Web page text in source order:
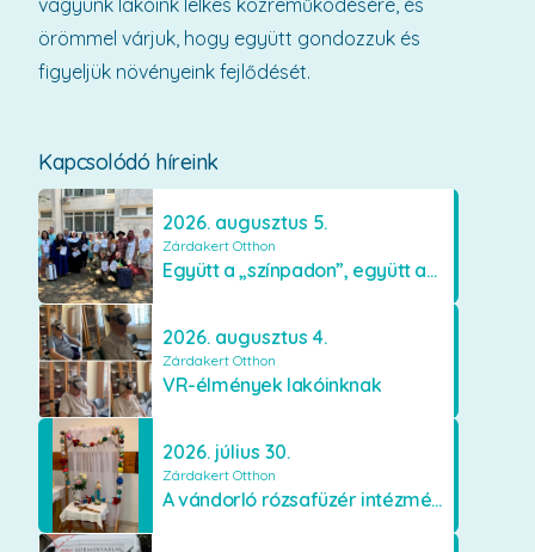
Kapcsolódó híreink
2026. augusztus 5.
Zárdakert Otthon
Együtt a „színpadon”, együtt az élményekért 🎭✨
2026. augusztus 4.
Zárdakert Otthon
VR-élmények lakóinknak
2026. július 30.
Zárdakert Otthon
A vándorló rózsafüzér intézményünkben
örömmel várjuk, hogy együtt gondozzuk és
figyeljük növényeink fejlődését.